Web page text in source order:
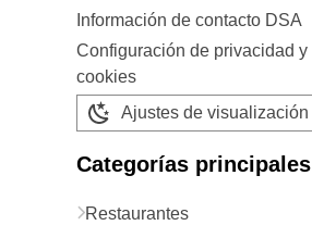
Información de contacto DSA
Configuración de privacidad y
cookies
Ajustes de visualización
Categorías principales
Restaurantes